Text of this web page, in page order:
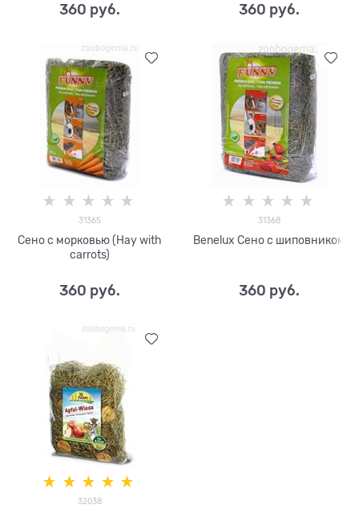
360 руб. 360 руб.
31365
Сено с морковью (Hay with
carrots)
360 руб.
31368
Benelux Сено с шиповником
360 руб.
32038